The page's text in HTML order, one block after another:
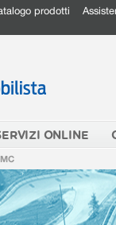
prodotti
ONLINE